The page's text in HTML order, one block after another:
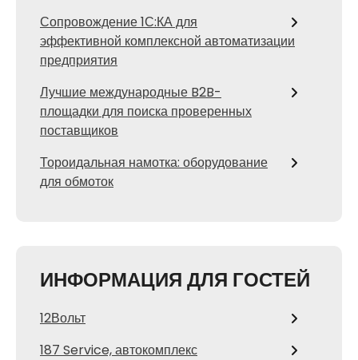
Сопровождение 1С:КА для
эффективной комплексной автоматизации
предприятия
Лучшие международные B2B-
площадки для поиска проверенных
поставщиков
Тороидальная намотка: оборудование
для обмоток
ИНФОРМАЦИЯ ДЛЯ ГОСТЕЙ
12Вольт
187 Service, автокомплекс